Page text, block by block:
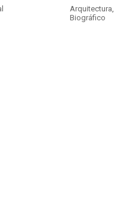
Arquitectura,
Biográfico